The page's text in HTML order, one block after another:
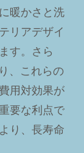
暖かさと洗
リアデザイ
す。さら
、これらの
用対効果が
要な利点で
り、長寿命